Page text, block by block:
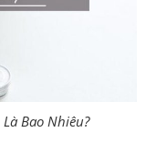
Là Bao Nhiêu?